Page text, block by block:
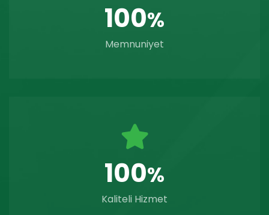
100%
Memnuniyet
100%
Kaliteli Hizmet